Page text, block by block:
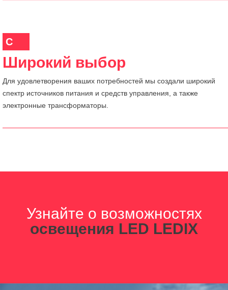
C
Широкий выбор
Для удовлетворения ваших потребностей мы создали широкий
спектр источников питания и средств управления, а также
электронные трансформаторы.
Узнайте о возможностях
освещения LED LEDIX